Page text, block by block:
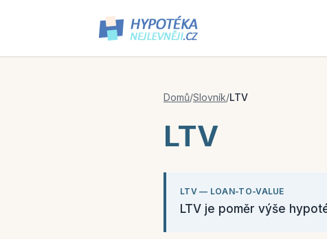
Domů/Slovník/LTV
LTV
LTV — LOAN-TO-VALUE
LTV je poměr výše